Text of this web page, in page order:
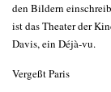
den Bildern
ist das Theater der
Davis, ein Déjà-vu.
Vergeßt Paris